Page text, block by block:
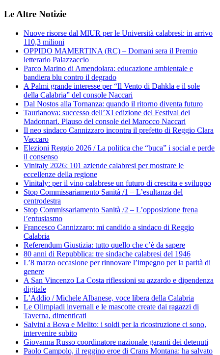
Le Altre Notizie
Nuove risorse dal MIUR per le Università calabresi: in arrivo
110,3 milioni
OPPIDO MAMERTINA (RC) – Domani sera il Premio
letterario Palazzaccio
Parco Marino di Amendolara: educazione ambientale e
bandiera blu contro il degrado
A Palmi grande interesse per “Il Vento di Dahkla e il sole
della Calabria” del console Naccari
Dal Nostos alla Tornanza: quando il ritorno diventa futuro
Taurianova: successo dell’XI edizione del Festival dei
Madonnari. Plauso del console del Marocco Naccari
Il neo sindaco Cannizzaro incontra il prefetto di Reggio Clara
Vaccaro
Elezioni Reggio 2026 / La politica che “buca” i social e perde
il consenso
Vinitaly 2026: 101 aziende calabresi per mostrare le
eccellenze della regione
Vinitaly: per il vino calabrese un futuro di crescita e sviluppo
Stop Commissariamento Sanità /1 – L’esultanza del
centrodestra
Stop Commissariamento Sanità /2 – L’opposizione frena
l’entusiasmo
Francesco Cannizzaro: mi candido a sindaco di Reggio
Calabria
Referendum Giustizia: tutto quello che c’è da sapere
80 anni di Repubblica: tre sindache calabresi del 1946
L’8 marzo occasione per rinnovare l’impegno per la parità di
genere
A San Vincenzo La Costa riflessioni su azzardo e dipendenza
digitale
L’Addio / Michele Albanese, voce libera della Calabria
Le Olimpiadi invernali e le mascotte create dai ragazzi di
Taverna, dimenticati
Salvini a Bova e Melito: i soldi per la ricostruzione ci sono,
intervenire subito
Giovanna Russo coordinatore nazionale garanti dei detenuti
Paolo Campolo, il reggino eroe di Crans Montana: ha salvato